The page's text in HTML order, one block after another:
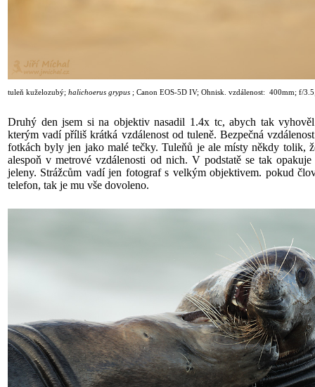
tuleň kuželozubý; halichoerus grypus ; Canon EOS-5D IV; Ohnisk. vzdálenost: 400mm; f/
Druhý den jsem si na objektiv nasadil 1.4x tc, abych tak
kterým vadí příliš krátká vzdálenost od tuleně. Bezpečná
fotkách byly jen jako malé tečky. Tuleňů je ale místy někdy tolik,
alespoň v metrové vzdálenosti od nich. V podstatě se tak
jeleny. Strážcům vadí jen fotograf s velkým objektivem. pokud
telefon, tak je mu vše dovoleno.